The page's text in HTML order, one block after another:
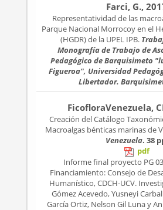
Farci, G.,
Representatividad de las
Parque Nacional Morrocoy en el
(HGDR) de la UPEL IPB.
Monografía de Trabajo de
Pedagógico de Barquisimeto
Figueroa", Universidad
Libertador.
FicofloraVenezuela,
Creación del Catálogo
Macroalgas bénticas marinas de
Venezuela. 38
pdf
Informe final proyecto PG
Financiamiento: Consejo de
Humanístico, CDCH-UCV.
Gómez Acevedo, Yusneyi
García Ortiz, Nelson Gil Luna y